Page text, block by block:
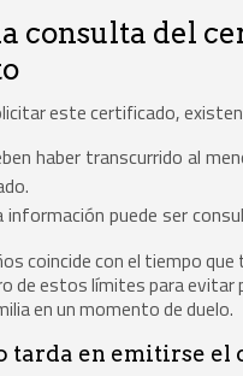
consulta del
este certificado,
haber transcurrido al
información puede ser
coincide con el tiempo
de estos límites para evitar
en un momento de duelo.
tarda en emitirse el